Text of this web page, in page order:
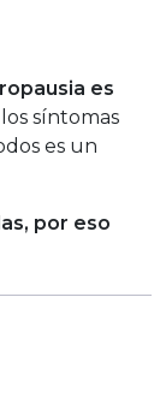
es
síntomas
es un
por eso